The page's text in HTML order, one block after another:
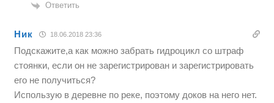
Ответить
Ник 18.06.2018 23:36
Подскажите,а как можно забрать гидроцикл со штраф
стоянки, если он не зарегистрирован и зарегистрировать
его не получиться?
Использую в деревне по реке, поэтому доков на него нет.